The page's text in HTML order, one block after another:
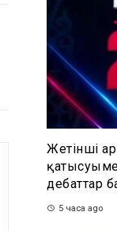
Жетінші
дебаттар
5 часа ago